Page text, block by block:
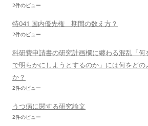
2件のビュー
特041 国内優先権 期間の数え方？
2件のビュー
科研費申請書の研究計画欄に纏わる混乱「何
で明らかにしようとするのか」には何をど
か？
2件のビュー
うつ病に関する研究論文
2件のビュー